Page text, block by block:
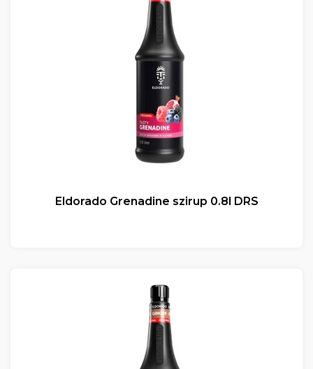
Eldorado Grenadine szirup 0.8l DRS